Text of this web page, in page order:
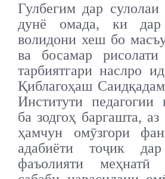
Гулбегим дар сулолаи
дунё омада, ки дар
волидони хеш бо
ва босамар
тарбиятгари наслро
Қиблагоҳаш
Институти
ба зодгоҳ баргашта,
ҳамчун омӯзгори
адабиёти тоҷик
фаъолияти меҳнатӣ